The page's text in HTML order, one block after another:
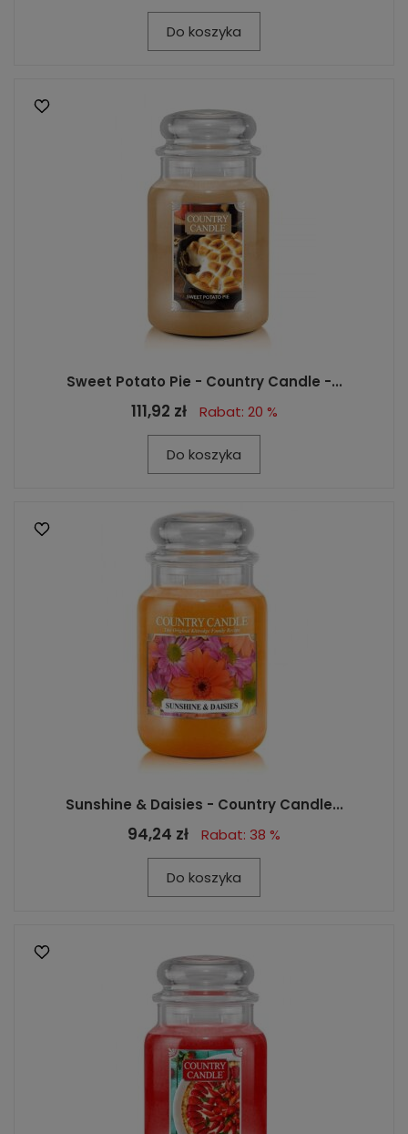
Do koszyka
Sweet Potato Pie - Country Candle -...
111,92 zł Rabat: 20 %
Do koszyka
Sunshine & Daisies - Country Candle...
94,24 zł Rabat: 38 %
Do koszyka